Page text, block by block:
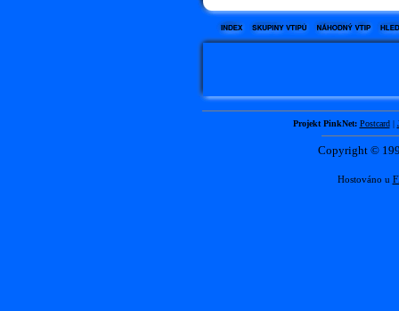
Projekt PinkNet: Postcard|
Copyright ©
Hostováno u